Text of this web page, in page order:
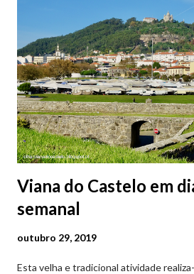
2ª a 5ª feira a partir das 20:00 (DIAS
Viana do Castelo em
semanal
outubro 29, 2019
Esta velha e tradicional atividade